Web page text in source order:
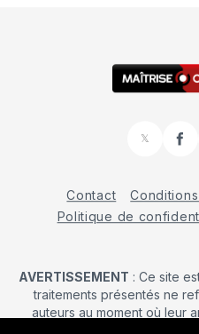
𝕏
Contact
Politique de
AVERTISSEMENT : Ce site
traitements présentés ne
auteurs au moment où leur
journal. La décision d’une